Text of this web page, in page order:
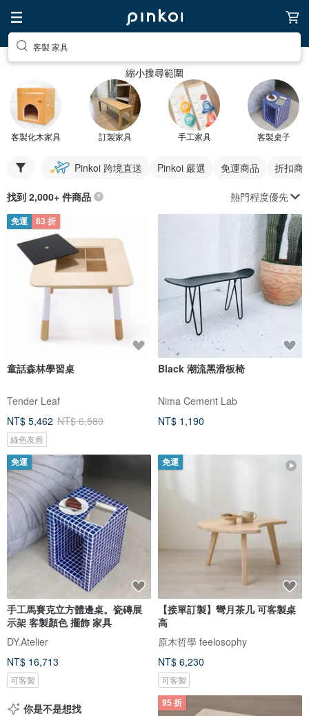
客製 家具
縮小搜尋範圍
客製化木家具 訂製家具 手工家具 客製桌子
Pinkoi 跨境直送 Pinkoi 嚴選 免運商品 折扣商
找到 2,000+ 件商品 熱門程度優先
免運 83 折
童話森林學習桌
Tender Leaf
NT$ 5,462 NT$ 6,580
綠色友善
Black 潮流黑滑板椅
Nima Cement Lab
NT$ 1,190
免運
手工馬賽克立方體邊桌。瓷磚展
示架 客製顏色 擺飾 家具
DY.Atelier
NT$ 16,713
可客製
免運
【接單訂製】彎月茶几 可客製桌
高
原木哲學 feelosophy
NT$ 6,230
可客製
你是不是想找 95 折